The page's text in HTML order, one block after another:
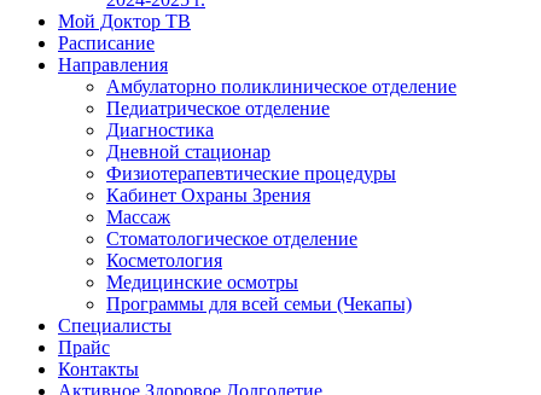
Мой Доктор ТВ
Расписание
Направления
Амбулаторно поликлиническое отделение
Педиатрическое отделение
Диагностика
Дневной стационар
Физиотерапевтические процедуры
Кабинет Охраны Зрения
Массаж
Стоматологическое отделение
Косметология
Медицинские осмотры
Программы для всей семьи (Чекапы)
Специалисты
Прайс
Контакты
Активное Здоровое Долголетие